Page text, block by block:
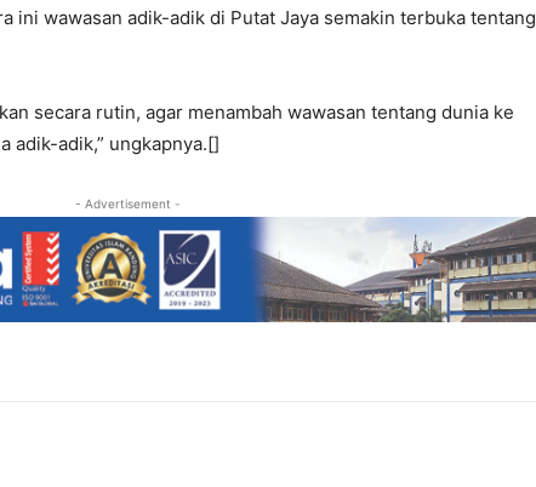
ini wawasan adik-adik di Putat Jaya semakin terbuka tentang
secara rutin, agar menambah wawasan tentang dunia ke
adik-adik,” ungkapnya.[]
- Advertisement -